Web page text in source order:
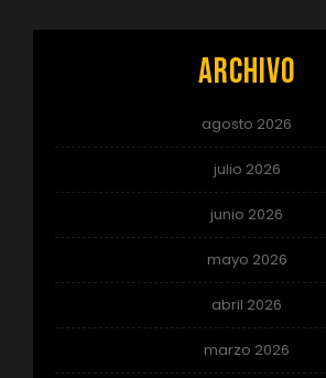
Archivo
agosto 2026
julio 2026
junio 2026
mayo 2026
abril 2026
marzo 2026